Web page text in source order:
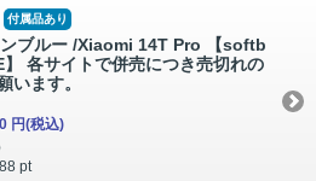
付属品あり
ブルー /Xiaomi 14T Pro 【softb
各サイトで併売につき売切れの
います。
円(税込)
pt